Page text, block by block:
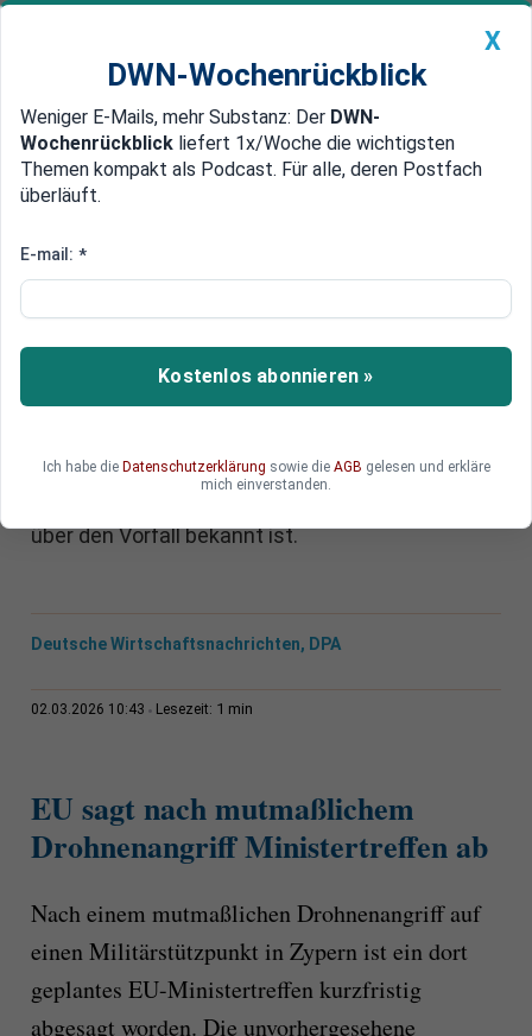
Newsticker MEIN DWN: Geldanlage Premium
Edelmetalle DWN-Magazin China
EU sagt Ministertreffen ab:
auf Militärstützpunkt im EU-
Staat Zypern
Zypern getroffen haben. Sirenen heulen,
über den Vorfall bekannt ist.
Deutsche Wirtschaftsnachrichten, DPA
02.03.2026 10:43 Lesezeit: 1 min
EU sagt nach mutmaßlichem
Drohnenangriff Ministertreffen ab
Nach einem mutmaßlichen Drohnenangriff auf
einen Militärstützpunkt in Zypern ist ein dort
geplantes EU-Ministertreffen kurzfristig
abgesagt worden. Die unvorhergesehene
X
DWN-Wochenrückblick
Weniger E-Mails, mehr Substanz: Der DWN-
Wochenrückblick liefert 1x/Woche die wichtigsten
Themen kompakt als Podcast. Für alle, deren Postfach
überläuft.
E-mail: *
Kostenlos abonnieren »
Ich habe die Datenschutzerklärung sowie die AGB gelesen und erkläre
mich einverstanden.